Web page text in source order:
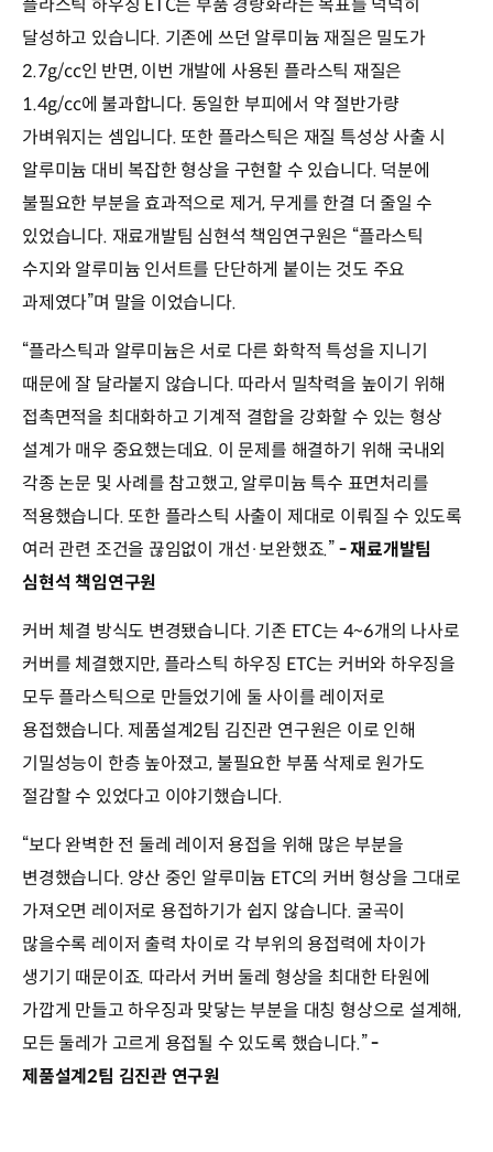
플라스틱 하우징 ETC는 부품 경량화라는 목표를 넉넉히
달성하고 있습니다. 기존에 쓰던 알루미늄 재질은 밀도가
2.7g/cc인 반면, 이번 개발에 사용된 플라스틱 재질은
1.4g/cc에 불과합니다. 동일한 부피에서 약 절반가량
가벼워지는 셈입니다. 또한 플라스틱은 재질 특성상 사출 시
알루미늄 대비 복잡한 형상을 구현할 수 있습니다. 덕분에
불필요한 부분을 효과적으로 제거, 무게를 한결 더 줄일 수
있었습니다. 재료개발팀 심현석 책임연구원은 “플라스틱
수지와 알루미늄 인서트를 단단하게 붙이는 것도 주요
과제였다”며 말을 이었습니다.
“플라스틱과 알루미늄은 서로 다른 화학적 특성을 지니기
때문에 잘 달라붙지 않습니다. 따라서 밀착력을 높이기 위해
접촉면적을 최대화하고 기계적 결합을 강화할 수 있는 형상
설계가 매우 중요했는데요. 이 문제를 해결하기 위해 국내외
각종 논문 및 사례를 참고했고, 알루미늄 특수 표면처리를
적용했습니다. 또한 플라스틱 사출이 제대로 이뤄질 수 있도록
여러 관련 조건을 끊임없이 개선·보완했죠.”- 재료개발팀
심현석 책임연구원
커버 체결 방식도 변경됐습니다. 기존 ETC는 4~6개의 나사로
커버를 체결했지만, 플라스틱 하우징 ETC는 커버와 하우징을
모두 플라스틱으로 만들었기에 둘 사이를 레이저로
용접했습니다. 제품설계2팀 김진관 연구원은 이로 인해
기밀성능이 한층 높아졌고, 불필요한 부품 삭제로 원가도
절감할 수 있었다고 이야기했습니다.
“보다 완벽한 전 둘레 레이저 용접을 위해 많은 부분을
변경했습니다. 양산 중인 알루미늄 ETC의 커버 형상을 그대로
가져오면 레이저로 용접하기가 쉽지 않습니다. 굴곡이
많을수록 레이저 출력 차이로 각 부위의 용접력에 차이가
생기기 때문이죠. 따라서 커버 둘레 형상을 최대한 타원에
가깝게 만들고 하우징과 맞닿는 부분을 대칭 형상으로 설계해,
모든 둘레가 고르게 용접될 수 있도록 했습니다.”-
제품설계2팀 김진관 연구원